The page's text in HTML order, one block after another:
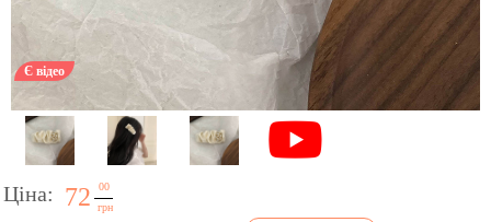
Є відео
Ціна: 72
00
грн